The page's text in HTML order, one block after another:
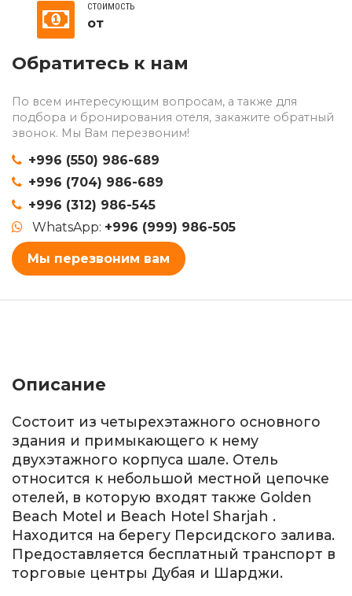
СТОИМОСТЬ
от
Обратитесь к нам
По всем интересующим вопросам, а также для
подбора и бронирования отеля, закажите обратный
звонок. Мы Вам перезвоним!
+996 (550) 986-689
+996 (704) 986-689
+996 (312) 986-545
WhatsApp: +996 (999) 986-505
Мы перезвоним вам
Описание
Состоит из четырехэтажного основного
здания и примыкающего к нему
двухэтажного корпуса шале. Отель
относится к небольшой местной цепочке
отелей, в которую входят также Golden
Beach Motel и Beach Hotel Sharjah .
Находится на берегу Персидского залива.
Предоставляется бесплатный транспорт в
торговые центры Дубая и Шарджи.